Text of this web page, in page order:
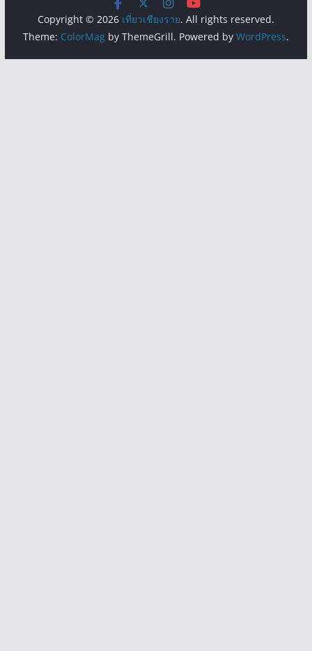
Copyright © 2026 เที่ยวเชียงราย. All rights reserved.
Theme: ColorMagby ThemeGrill. Powered by WordPress.